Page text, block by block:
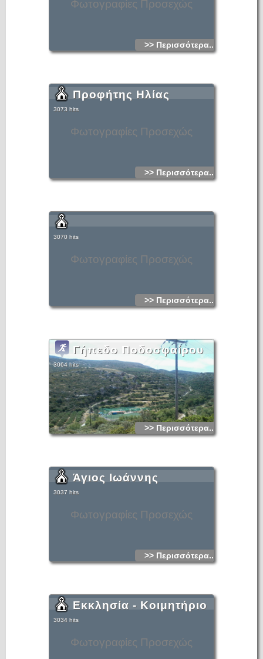
Φωτογραφίες Προσεχώς
>> Περισσότερα...
Φωτογραφίες Προσεχώς
Προφήτης Ηλίας
3073 hits
>> Περισσότερα...
Φωτογραφίες Προσεχώς
3070 hits
>> Περισσότερα...
Γήπεδο Ποδοσφαίρου
3064 hits
>> Περισσότερα...
Φωτογραφίες Προσεχώς
Άγιος Ιωάννης
3037 hits
>> Περισσότερα...
Φωτογραφίες Προσεχώς
Εκκλησία - Κοιμητήριο
3034 hits